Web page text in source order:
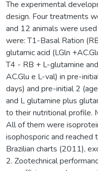
The experimental
design. Four treatments
and 12 animals were
were: T1-Basal Ration
glutamic acid (LGln
T4 - RB + L-glutamine
AC.Glu e L-val) in pre-
days) and pre-initial 2
and L glutamine plus
to their nutritional profile.
All of them were
isophosporic and
Brazilian charts (2011),
2. Zootechnical